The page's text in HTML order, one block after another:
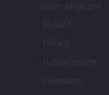
Sport Magazine
Style24
Think.it
Tuobenessere
Viaggiamo